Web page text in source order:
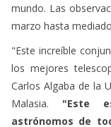
mundo. Las
marzo hasta
"Este increíble
los mejores
Carlos Algaba de la
Malasia. "Este
astrónomos de